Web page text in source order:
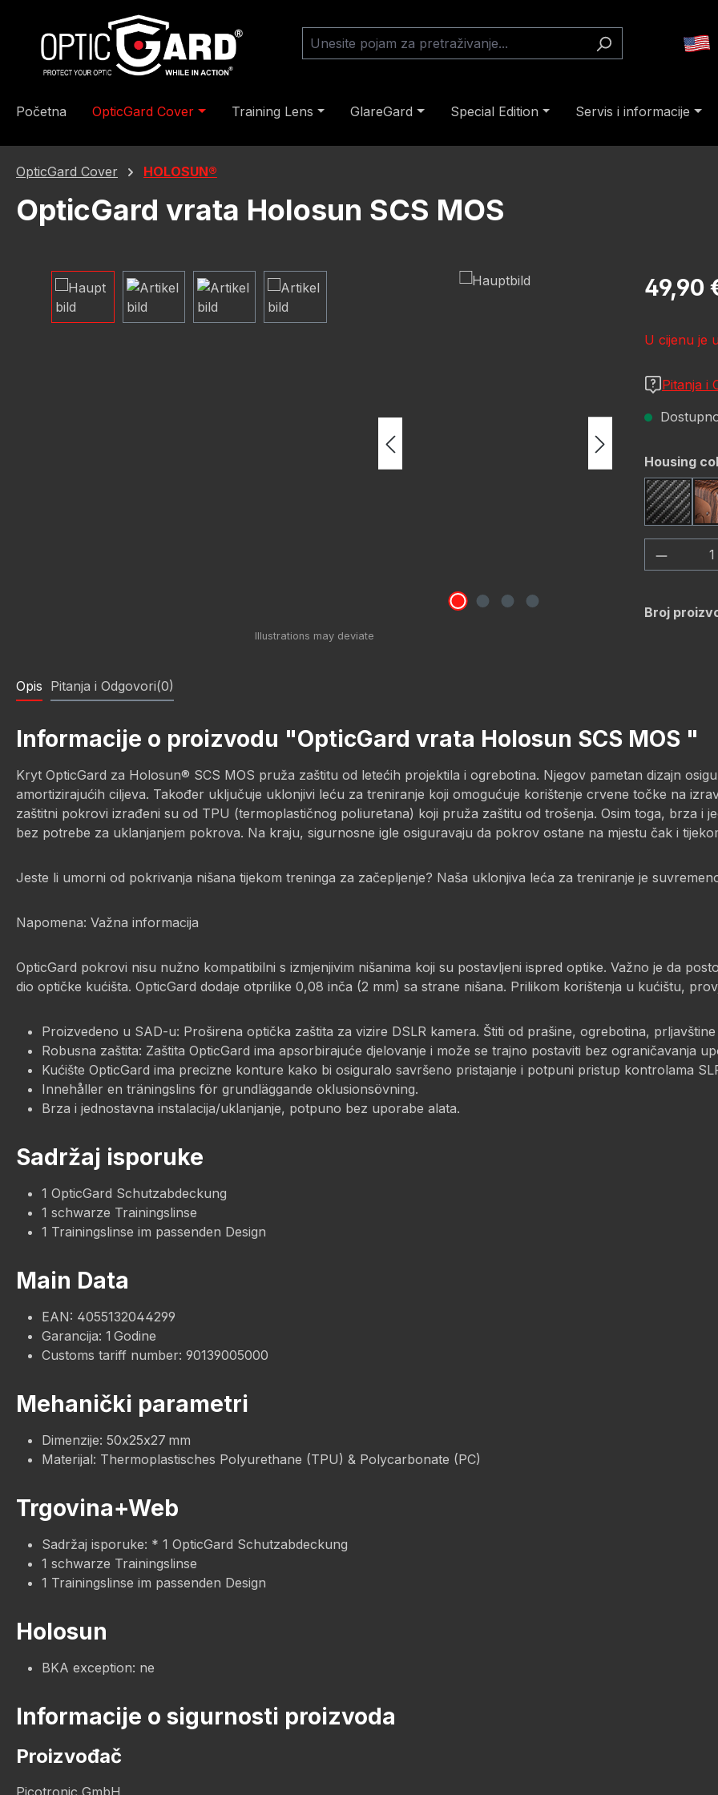
na glavni sadržaj
Preskoči na pretraživanje
Preskoči na glavnu navigaciju
Početna OpticGard Cover Training Lens GlareGard Special Edition Servis i informacije
OpticGard Cover HOLOSUN®
OpticGard vrata Holosun SCS MOS
Preskoči galeriju slika Redovna
49,90
U cijenu je
Pitanja i
Odaberi
Housing
Carbon
Broj
Opis Pitanja i Odgovori(0)
Informacije o proizvodu "OpticGard vrata Holosun SCS MOS "
Kryt OpticGard za Holosun® SCS MOS pruža zaštitu od letećih projektila i ogrebotina. Njegov pametan dizajn
amortizirajućih ciljeva. Također uključuje uklonjivi leću za treniranje koji omogućuje korištenje crvene točke na
zaštitni pokrovi izrađeni su od TPU (termoplastičnog poliuretana) koji pruža zaštitu od trošenja. Osim toga, brza i
bez potrebe za uklanjanjem pokrova. Na kraju, sigurnosne igle osiguravaju da pokrov ostane na mjestu čak i
Jeste li umorni od pokrivanja nišana tijekom treninga za začepljenje? Naša uklonjiva leća za treniranje je
Napomena: Važna informacija
OpticGard pokrovi nisu nužno kompatibilni s izmjenjivim nišanima koji su postavljeni ispred optike. Važno je da
dio optičke kućišta. OpticGard dodaje otprilike 0,08 inča (2 mm) sa strane nišana. Prilikom korištenja u kućištu,
Proizvedeno u SAD-u: Proširena optička zaštita za vizire DSLR kamera. Štiti od prašine, ogrebotina, prljavštine
Robusna zaštita: Zaštita OpticGard ima apsorbirajuće djelovanje i može se trajno postaviti bez ograničavanja
Kućište OpticGard ima precizne konture kako bi osiguralo savršeno pristajanje i potpuni pristup kontrolama
Innehåller en träningslins för grundläggande oklusionsövning.
Brza i jednostavna instalacija/uklanjanje, potpuno bez uporabe alata.
Sadržaj isporuke
1 OpticGard Schutzabdeckung
1 schwarze Trainingslinse
1 Trainingslinse im passenden Design
Main Data
EAN: 4055132044299
Garancija: 1 Godine
Customs tariff number: 90139005000
Mehanički parametri
Dimenzije: 50x25x27 mm
Materijal: Thermoplastisches Polyurethane (TPU) & Polycarbonate (PC)
Trgovina+Web
Sadržaj isporuke: * 1 OpticGard Schutzabdeckung
1 schwarze Trainingslinse
1 Trainingslinse im passenden Design
Holosun
BKA exception: ne
Informacije o sigurnosti proizvoda
Proizvođač
Picotronic GmbH